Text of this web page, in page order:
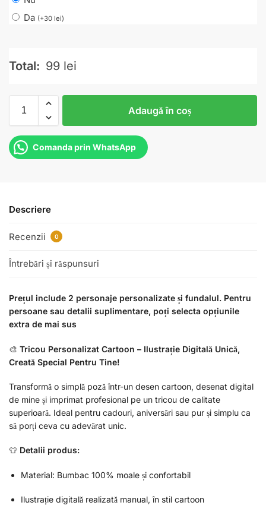
Da (+30 lei)
Total: 99 lei
Adaugă în coș
Comanda prin WhatsApp
Descriere
Recenzii 0
Întrebări și răspunsuri
Prețul include 2 personaje personalizate și fundalul. Pentru
persoane sau detalii suplimentare, poți selecta opțiunile
extra de mai sus
🎨 Tricou Personalizat Cartoon – Ilustrație Digitală Unică,
Creată Special Pentru Tine!
Transformă o simplă poză într-un desen cartoon, desenat digital
de mine și imprimat profesional pe un tricou de calitate
superioară. Ideal pentru cadouri, aniversări sau pur și simplu ca
să porți ceva cu adevărat unic.
👕 Detalii produs:
Material: Bumbac 100% moale și confortabil
Ilustrație digitală realizată manual, în stil cartoon